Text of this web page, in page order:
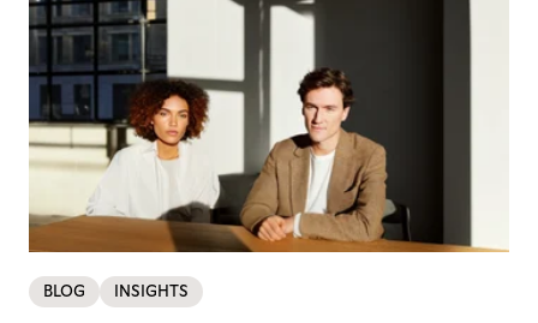
BLOG INSIGHTS